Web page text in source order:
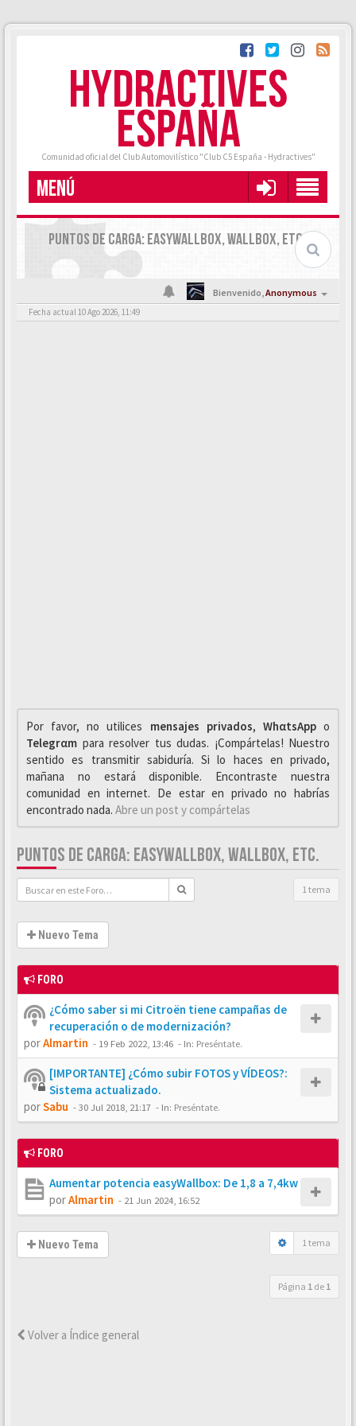
HYDRACTIVES
ESPAÑA
Comunidad oficial del Club Automovilístico "Club C5 España - Hydractives"
MENÚ
PUNTOS DE CARGA: EASYWALLBOX, WALLBOX, ETC.
Bienvenido,Anonymous
Fecha actual 10 Ago 2026, 11:49
Por favor, no utilices mensajes privados, WhαtsAppo
Telegrαm para resolver tus dudas. ¡Compártelas! Nuestro
sentido es transmitir sabiduría. Si lo haces en privado,
mañana no estará disponible. Encontraste nuestra
comunidad en internet. De estar en privado no habrías
encontrado nada. Abre un post y compártelas
PUNTOS DE CARGA: EASYWALLBOX, WALLBOX, ETC.
1 tema
Nuevo Tema
FORO
¿Cómo saber si mi Citroën tiene campañas de
recuperación o de modernización?
porAlmartin - 19 Feb 2022, 13:46 - In: Preséntate.
[IMPORTANTE] ¿Cómo subir FOTOS y VÍDEOS?:
Sistema actualizado.
porSabu -30 Jul 2018, 21:17 - In: Preséntate.
FORO
Aumentar potencia easyWallbox: De 1,8 a 7,4kw
porAlmartin - 21 Jun 2024, 16:52
Nuevo Tema 1 tema
Página 1 de 1
Volver a Índice general